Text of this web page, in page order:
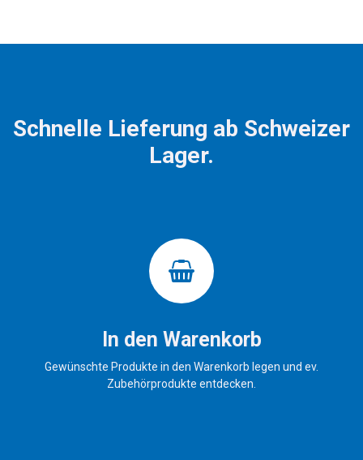
2x Plombierkappe
Schnelle Lieferung ab Schweizer
Lager.
In den Warenkorb
Gewünschte Produkte in den Warenkorb legen und ev.
Zubehörprodukte entdecken.